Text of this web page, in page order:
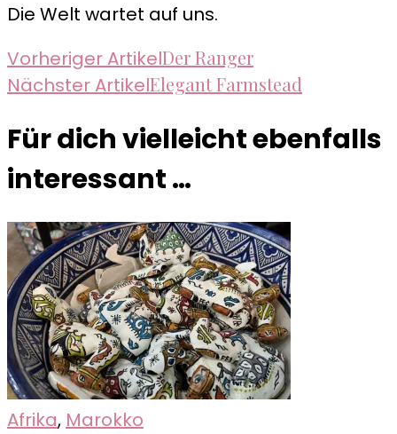
Die Welt wartet auf uns.
Beitragsnavigation
Vorheriger ArtikelDer Ranger
Nächster ArtikelElegant Farmstead
Für dich vielleicht ebenfalls
interessant …
Afrika, Marokko